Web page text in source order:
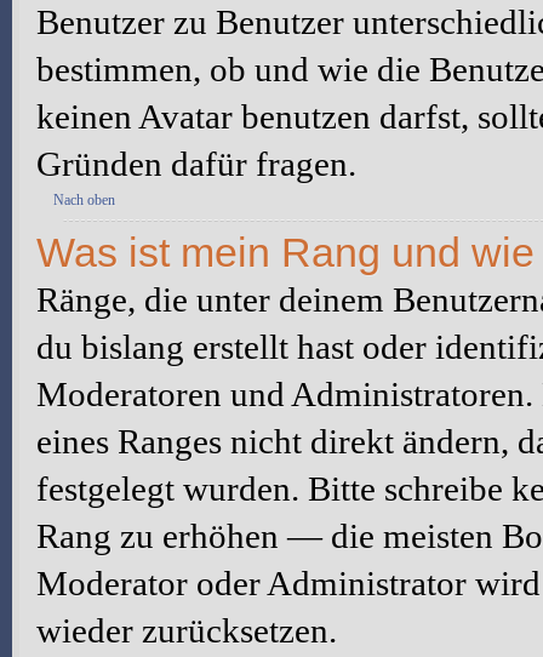
Benutzer zu Benutzer
bestimmen, ob und wie die
keinen Avatar benutzen darfst,
Gründen dafür fragen.
Nach oben
Was ist mein Rang und
Ränge, die unter deinem
du bislang erstellt hast oder
Moderatoren und
eines Ranges nicht direkt ändern,
festgelegt wurden. Bitte schreibe
Rang zu erhöhen — die meisten
Moderator oder Administrator
wieder zurücksetzen.